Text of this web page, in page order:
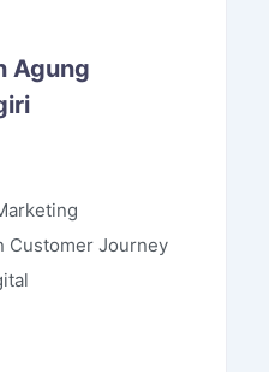
Agung
Customer Journey